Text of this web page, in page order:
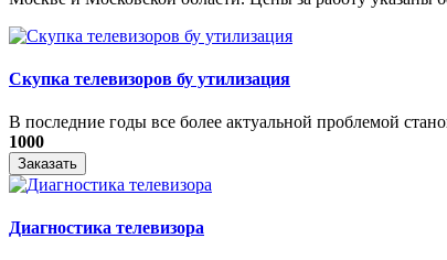
Скупка телевизоров бу утилизация
​В последние годы все более актуальной проблемой
1000
Заказать
Диагностика телевизора